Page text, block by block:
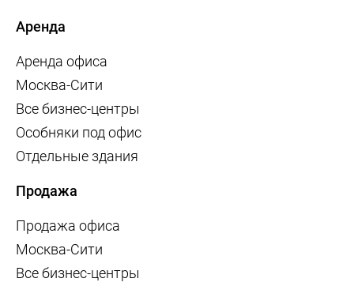
Аренда
Аренда офиса
Москва-Сити
Все бизнес-центры
Особняки под офис
Отдельные здания
Продажа
Продажа офиса
Москва-Сити
Все бизнес-центры